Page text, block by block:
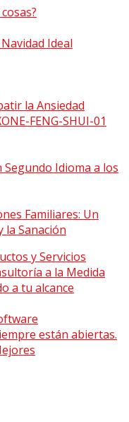
Ideal
la Ansiedad
Segundo Idioma a los
Familiares: Un
la Sanación
y Servicios
a la Medida
a tu alcance
están abiertas.